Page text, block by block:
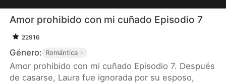
Amor prohibido con mi cuñado Episodio 7
22916
Género: Romántica
Amor prohibido con mi cuñado Episodio 7. Después
de casarse, Laura fue ignorada por su esposo,